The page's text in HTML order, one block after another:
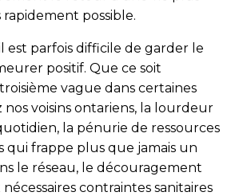
possible.
est parfois difficile de garder le
positif. Que ce soit
troisième vague dans certaines
nos voisins ontariens, la lourdeur
la pénurie de ressources
qui frappe plus que jamais un
le réseau, le découragement
contraintes sanitaires